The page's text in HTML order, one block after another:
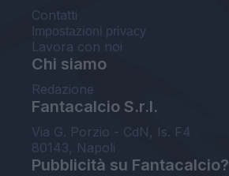
Contatti
Impostazioni privacy
Lavora con noi
Chi siamo
Redazione
Fantacalcio S.r.l.
Via G. Porzio - CdN, Is. F4
80143, Napoli
Pubblicità su Fantacalcio?